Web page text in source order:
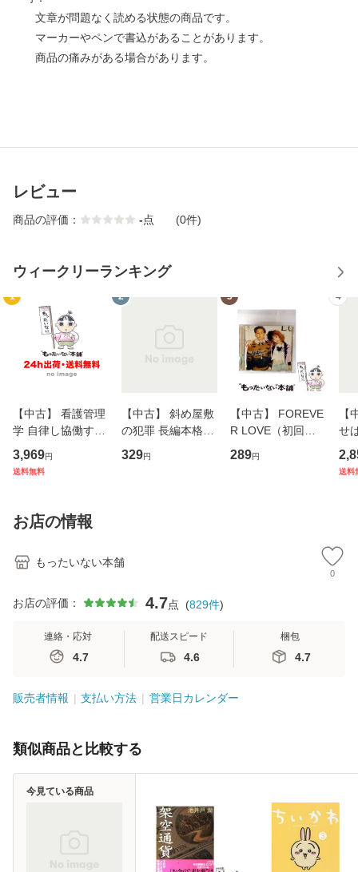
文章が問題なく読める状態の商品です。
マーカーやペンで書込があることがあります。
商品の痛みがある場合があります。
レビュー
商品の評価： -点 (0件)
ウィークリーランキング
1
【中古】 看護管理
学 自律し協働する
専門職の看護マネ
ジメントスキル 改
恵 藤本幸三 / 南江
堂 [単行
3,969円
送料無料
2
【中古】 斜め屋敷
の犯罪 長編本格推
理小説 (光文社文
庫) / 島田荘司 / 光
329円
3
【中古】 FOREVE
R LOVE（初回生
産限定盤） / 清水
翔太×加藤ミリヤ /
289円
4
【
せ
タ
送料
お店の情報
もったいない本舗
0
お店の評価： 4.7点 (829件)
連絡・応対
4.7
配送スピード
4.6
梱包
4.7
販売者情報 支払い方法 営業日カレンダー
類似商品と比較する
今見ている商品